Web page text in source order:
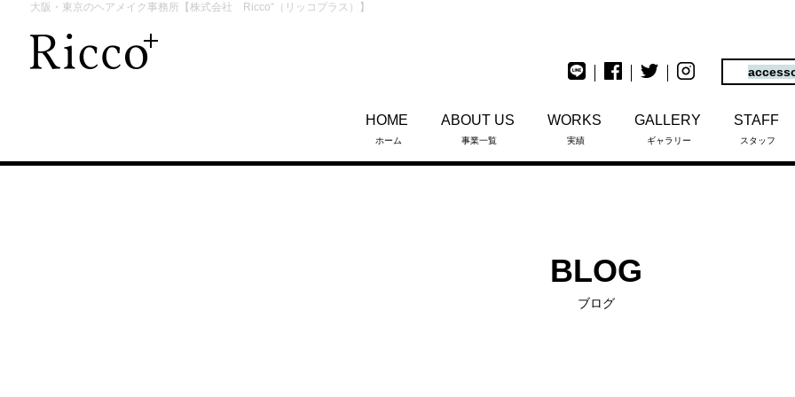
大阪・東京のヘアメイク事務所【株式会社 Ricco⁺（リッコプラス）】
HOME
ホーム
ABOUT US
事業一覧
WORKS
実績
GALLERY
ギャラリー
STAFF
スタッフ
BLOG
ブログ